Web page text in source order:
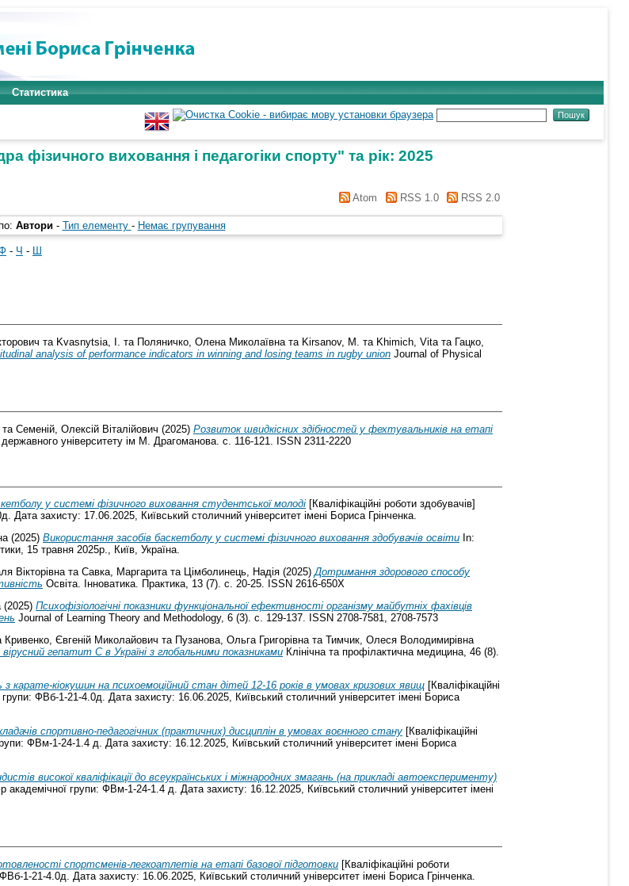
Статистика
фізичного виховання і педагогіки спорту" та рік: 2025
Atom RSS 1.0 RSS 2.0
Автори- Тип елементу - Немає групування
- Ч - Ш
та Kvasnytsia, I. та Поляничко, Олена Миколаївна та Kirsanov, M. та Khimich, Vita та Гацко,
analysis of performance indicators in winning and losing teams in rugby union Journal of Physical
та Семеній, Олексій Віталійович (2025) Розвиток швидкісних здібностей у фехтувальників на етапі
державного університету ім М. Драгоманова. с. 116-121. ISSN 2311-2220
у системі фізичного виховання студентської молоді [Кваліфікаційні роботи здобувачів]
захисту: 17.06.2025, Київський столичний університет імені Бориса Грінченка.
(2025) Використання засобів баскетболу у системі фізичного виховання здобувачів освіти In:
15 травня 2025р., Київ, Україна.
Вікторівна та Савка, Маргарита та Цімболинець, Надія (2025) Дотримання здорового способу
Освіта. Інноватика. Практика, 13 (7). с. 20-25. ISSN 2616-650X
(2025) Психофізіологічні показники функціональної ефективності організму майбутніх фахівців
Journal of Learning Theory and Methodology, 6 (3). с. 129-137. ISSN 2708-7581, 2708-7573
Кривенко, Євгеній Миколайович та Пузанова, Ольга Григорівна та Тимчик, Олеся Володимирівна
гепатит С в Україні з глобальними показниками Клінічна та профілактична медицина, 46 (8).
карате-кіокушин на психоемоційний стан дітей 12-16 років в умовах кризових явищ [Кваліфікаційні
ФВб-1-21-4.0д. Дата захисту: 16.06.2025, Київський столичний університет імені Бориса
спортивно-педагогічних (практичних) дисциплін в умовах воєнного стану [Кваліфікаційні
ФВм-1-24-1.4 д. Дата захисту: 16.12.2025, Київський столичний університет імені Бориса
високої кваліфікації до всеукраїнських і міжнародних змагань (на прикладі автоексперименту)
академічної групи: ФВм-1-24-1.4 д. Дата захисту: 16.12.2025, Київський столичний університет імені
спортсменів-легкоатлетів на етапі базової підготовки [Кваліфікаційні роботи
1-21-4.0д. Дата захисту: 16.06.2025, Київський столичний університет імені Бориса Грінченка.